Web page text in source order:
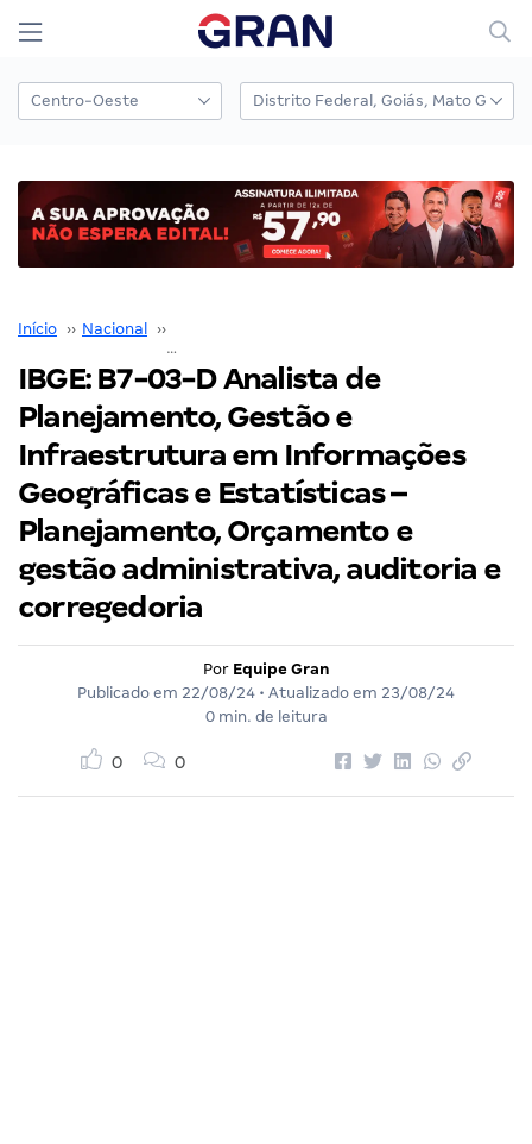
Início ›› Nacional ››
IBGE: B7-03-D Analista de
Planejamento, Gestão e
Infraestrutura em Informações
Geográficas e Estatísticas –
Planejamento, Orçamento e
gestão administrativa, auditoria e
corregedoria
Por Equipe Gran
Publicado em 22/08/24 • Atualizado em 23/08/24
0 min. de leitura
0 0